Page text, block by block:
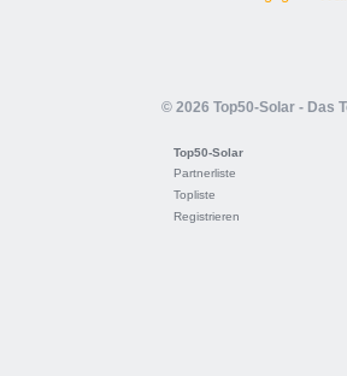
© 2026 Top50-Solar - Das
Top50-Solar
Partnerliste
Topliste
Registrieren